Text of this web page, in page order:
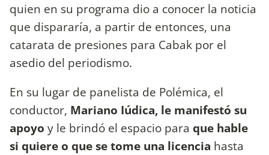
quien en su programa dio a conocer la noticia
que dispararía, a partir de entonces, una
catarata de presiones para Cabak por el
asedio del periodismo.
En su lugar de panelista de Polémica, el
conductor, Mariano Iúdica, le manifestó su
apoyo y le brindó el espacio para que hable
si quiere o que se tome una licencia hasta